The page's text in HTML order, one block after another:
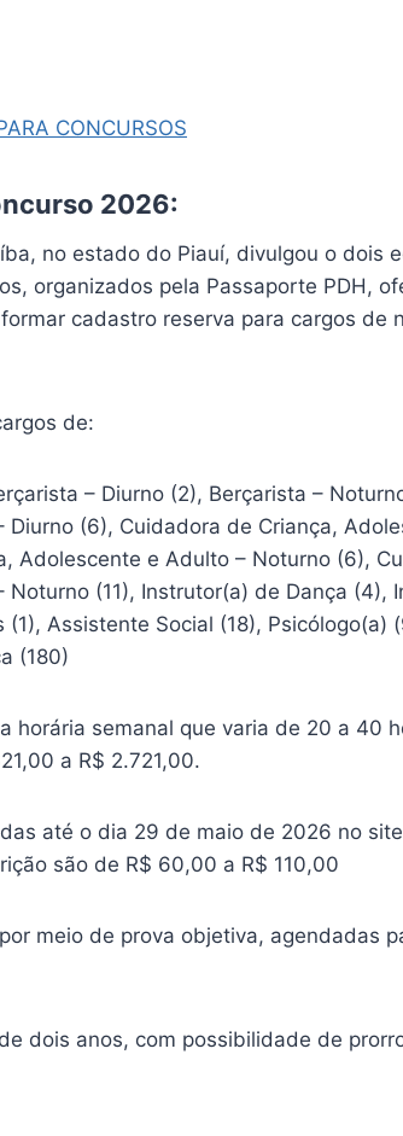
CONCURSOS
2026:
no estado do Piauí, divulgou o dois
organizados pela Passaporte PDH,
cadastro reserva para cargos de
de:
– Diurno (2), Berçarista –
Diurno (6), Cuidadora de Criança,
Adolescente e Adulto – Noturno (6),
(11), Instrutor(a) de Dança (4),
Assistente Social (18), Psicólogo(a)
(180)
horária semanal que varia de 20 a 40
a R$ 2.721,00.
até o dia 29 de maio de 2026 no
são de R$ 60,00 a R$ 110,00
meio de prova objetiva, agendadas
dois anos, com possibilidade de